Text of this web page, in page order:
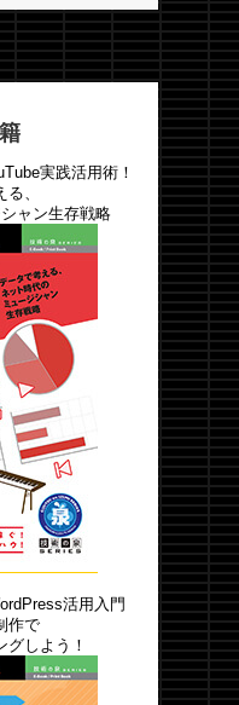
実践活用術！
、
ャン生存戦略
活用入門
作で
グしよう！